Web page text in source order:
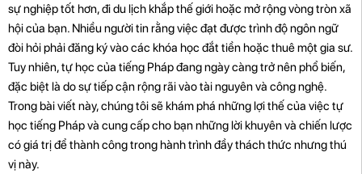
sự nghiệp tốt hơn, đi du lịch khắp thế giới hoặc mở rộng vòng tròn xã
hội của bạn. Nhiều người tin rằng việc đạt được trình độ ngôn ngữ
đòi hỏi phải đăng ký vào các khóa học đắt tiền hoặc thuê một gia sư.
Tuy nhiên, tự học của tiếng Pháp đang ngày càng trở nên phổ biến,
đặc biệt là do sự tiếp cận rộng rãi vào tài nguyên và công nghệ.
Trong bài viết này, chúng tôi sẽ khám phá những lợi thế của việc tự
học tiếng Pháp và cung cấp cho bạn những lời khuyên và chiến lược
có giá trị để thành công trong hành trình đầy thách thức nhưng thú
vị này.